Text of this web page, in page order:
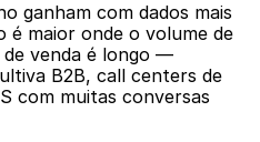
ganham com dados mais
é maior onde o volume de
venda é longo —
B2B, call centers de
com muitas conversas